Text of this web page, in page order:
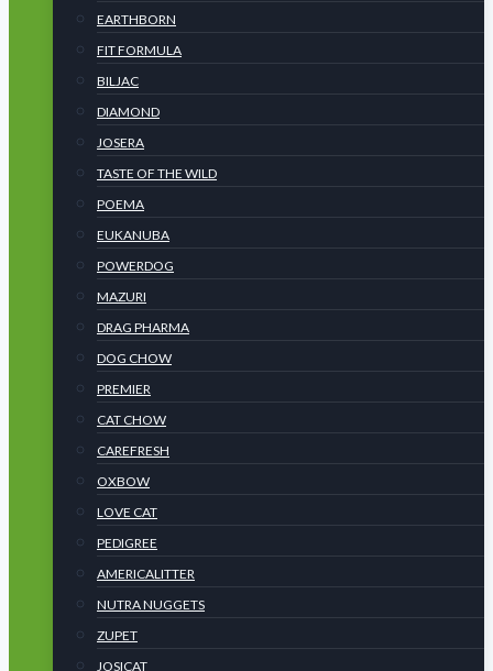
EARTHBORN
FIT FORMULA
BILJAC
DIAMOND
JOSERA
TASTE OF THE WILD
POEMA
EUKANUBA
POWERDOG
MAZURI
DRAG PHARMA
DOG CHOW
PREMIER
CAT CHOW
CAREFRESH
OXBOW
LOVE CAT
PEDIGREE
AMERICALITTER
NUTRA NUGGETS
ZUPET
JOSICAT